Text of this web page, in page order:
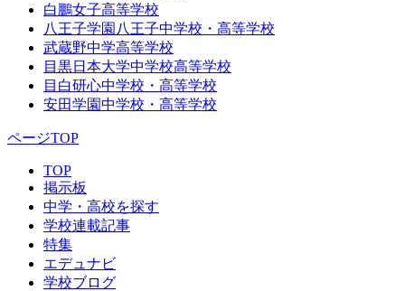
白鵬女子高等学校
八王子学園八王子中学校・高等学校
武蔵野中学高等学校
目黒日本大学中学校高等学校
目白研心中学校・高等学校
安田学園中学校・高等学校
ページTOP
TOP
掲示板
中学・高校を探す
学校連載記事
特集
エデュナビ
学校ブログ